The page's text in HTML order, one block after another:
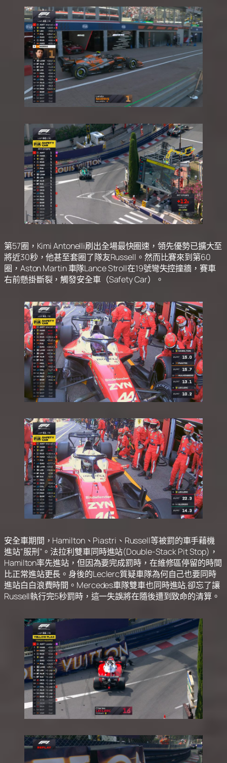
第57圈，Kimi Antonelli刷出全場最快圈速，領先優勢已擴大至
將近30秒，他甚至套圈了隊友Russell。然而比賽來到第60
圈，Aston Martin 車隊Lance Stroll在19號彎失控撞牆，賽車
右前懸掛斷裂，觸發安全車（Safety Car）。
安全車期間，Hamilton、Piastri、Russell等被罰的車手藉機
進站”服刑”。法拉利雙車同時進站(Double-Stack Pit Stop)，
Hamilton率先進站，但因為要完成罰時，在維修區停留的時間
比正常進站更長。身後的Leclerc質疑車隊為何自己也要同時
進站白白浪費時間。Mercedes車隊雙車也同時進站,卻忘了讓
Russell執行完5秒罰時，這一失誤將在隨後遭到致命的清算。